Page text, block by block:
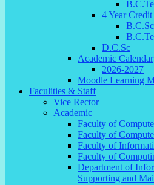
4 Year
D.C.Sc
Academic Calendar
2026-2027
Moodle Learning
Faculities & Staff
Vice Rector
Academic
Faculty of
Faculty of
Faculty of
Faculty of
Department of
Supporting and